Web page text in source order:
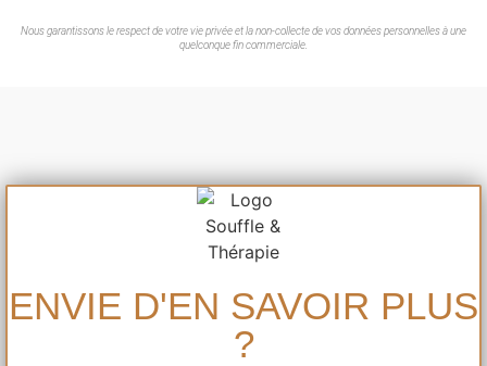
Nous garantissons le respect de votre vie privée et la non-collecte de vos données personnelles à une
quelconque fin commerciale.
ENVIE D'EN SAVOIR PLUS
?